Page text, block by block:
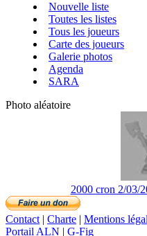
Nouvelle liste
Toutes les listes
Tous les joueurs
Carte des joueurs
Galerie photos
Agenda
SARA
Photo aléatoire
2000 cron 2/03/
Contact| Charte | Mentions
Portail ALN | G-Fig